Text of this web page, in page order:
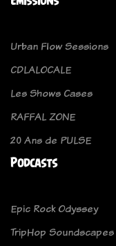
Urban Flow Sessions
CDLALOCALE
Les Shows Cases
RAFFAL ZONE
20 Ans de PULSE
Podcasts
Epic Rock Odyssey
TripHop Soundscapes